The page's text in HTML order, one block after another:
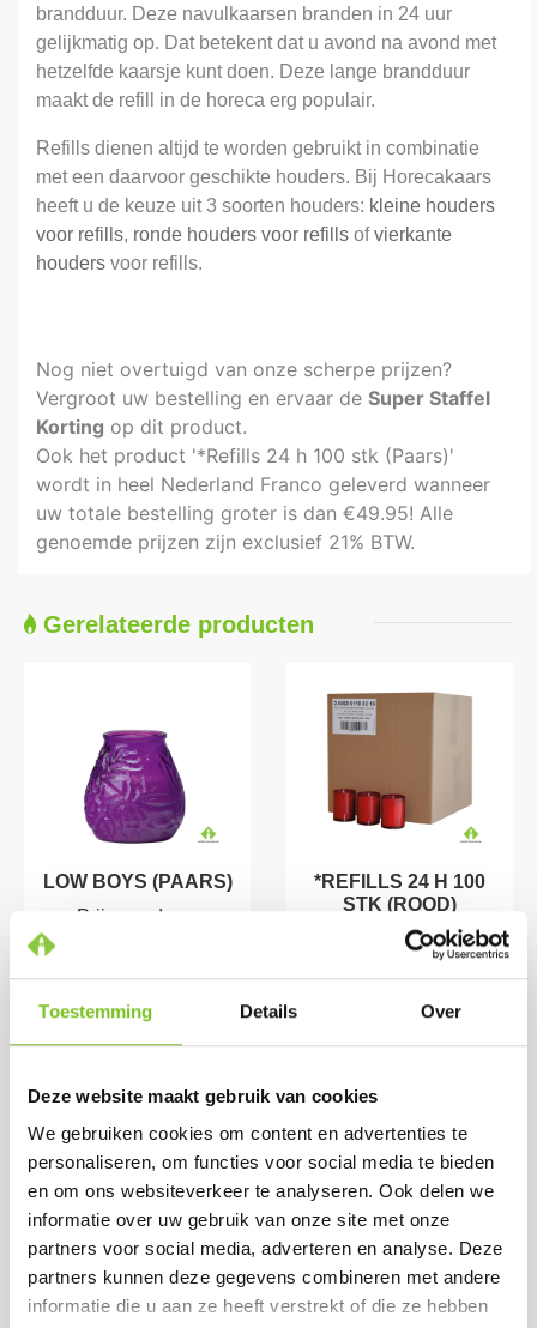
Toestemming Details Over
Deze website maakt gebruik van cookies
We gebruiken cookies om content en advertenties te
personaliseren, om functies voor social media te bieden
en om ons websiteverkeer te analyseren. Ook delen we
informatie over uw gebruik van onze site met onze
partners voor social media, adverteren en analyse. Deze
partners kunnen deze gegevens combineren met andere
informatie die u aan ze heeft verstrekt of die ze hebben
brandduur. Deze navulkaarsen branden in 24 uur
gelijkmatig op. Dat betekent dat u avond na avond met
hetzelfde kaarsje kunt doen. Deze lange brandduur
maakt de refill in de horeca erg populair.
Refills dienen altijd te worden gebruikt in combinatie
met een daarvoor geschikte houders. Bij Horecakaars
heeft u de keuze uit 3 soorten houders: kleine houders
voor refills, ronde houders voor refills ofvierkante
houders voor refills.
Nog niet overtuigd van onze scherpe prijzen?
Vergroot uw bestelling en ervaar de Super Staffel
Korting op dit product.
Ook het product '*Refills 24 h 100 stk (Paars)'
wordt in heel Nederland Franco geleverd wanneer
uw totale bestelling groter is dan €49.95! Alle
genoemde prijzen zijn exclusief 21% BTW.
Gerelateerde producten
LOW BOYS (PAARS)
Prijs per doos:
€ 23,06incl. BTW
(bij afname van 1
*REFILLS 24 H 100
STK (ROOD)
Prijs per doos:
incl. BTW
Per doos € 50,15
Op voorraad